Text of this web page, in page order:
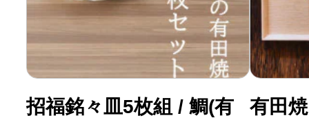
招福銘々皿5枚組 / 鯛(有
有田